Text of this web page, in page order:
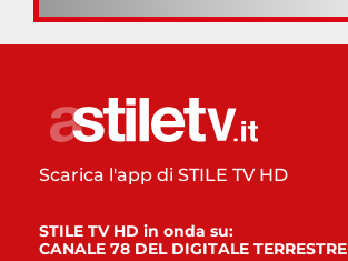
Scarica l'app di STILE TV HD
STILE TV HD in onda su:
CANALE 78 DEL DIGITALE TERRESTRE